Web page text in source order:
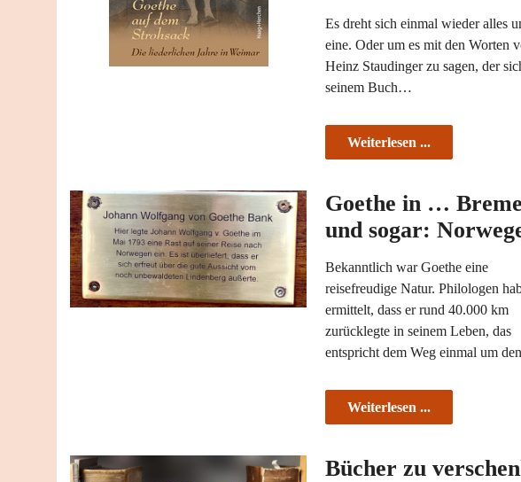
Es dreht sich einmal wieder alles
eine. Oder um es mit den Worten
Heinz Staudinger zu sagen, der
seinem Buch…
Weiterlesen ...
Goethe in …
und sogar:
Bekanntlich war Goethe eine
reisefreudige Natur. Philologen
ermittelt, dass er rund 40.000 km
zurücklegte in seinem Leben, das
entspricht dem Weg einmal um
Weiterlesen ...
Bücher zu